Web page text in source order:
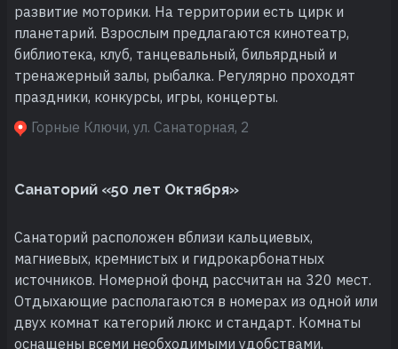
развитие моторики. На территории есть цирк и
планетарий. Взрослым предлагаются кинотеатр,
библиотека, клуб, танцевальный, бильярдный и
тренажерный залы, рыбалка. Регулярно проходят
праздники, конкурсы, игры, концерты.
Горные Ключи, ул. Санаторная, 2
Санаторий «50 лет Октября»
Санаторий расположен вблизи кальциевых,
магниевых, кремнистых и гидрокарбонатных
источников. Номерной фонд рассчитан на 320 мест.
Отдыхающие располагаются в номерах из одной или
двух комнат категорий люкс и стандарт. Комнаты
оснащены всеми необходимыми удобствами,